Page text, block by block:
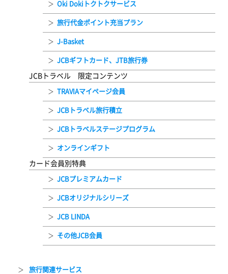
Oki Dokiトクトクサービス
旅行代金ポイント充当プラン
J-Basket
JCBギフトカード、JTB旅行券
JCBトラベル 限定コンテンツ
TRAVIAマイページ会員
JCBトラベル旅行積立
JCBトラベルステージプログラム
オンラインギフト
カード会員別特典
JCBプレミアムカード
JCBオリジナルシリーズ
JCB LINDA
その他JCB会員
旅行関連サービス